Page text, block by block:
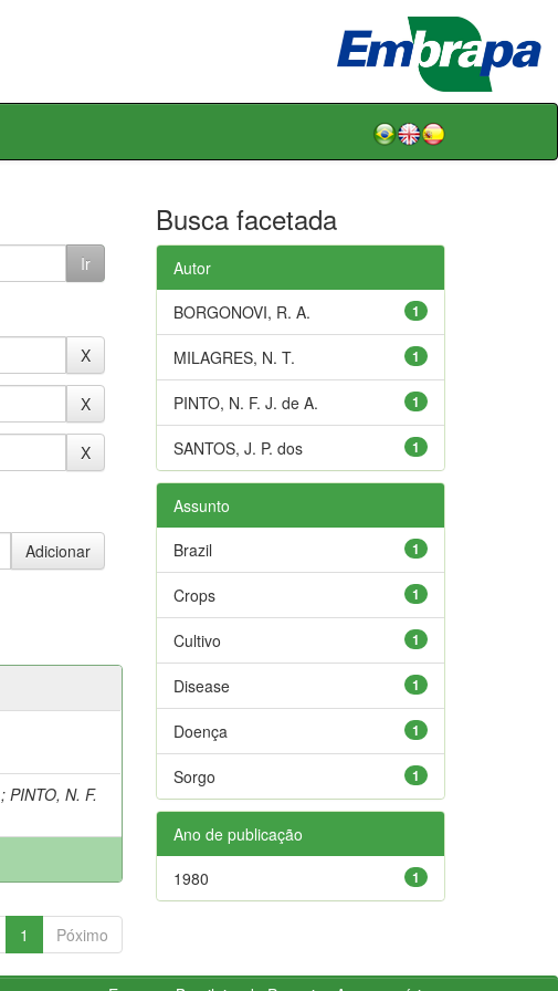
;PINTO, N. F.
1 Póximo
Busca facetada
Autor
1
BORGONOVI, R. A.
1
MILAGRES, N. T.
1
PINTO, N. F. J. de A.
1
SANTOS, J. P. dos
Assunto
1
Brazil
1
Crops
1
Cultivo
1
Disease
1
Doença
1
Sorgo
Ano de publicação
1
1980